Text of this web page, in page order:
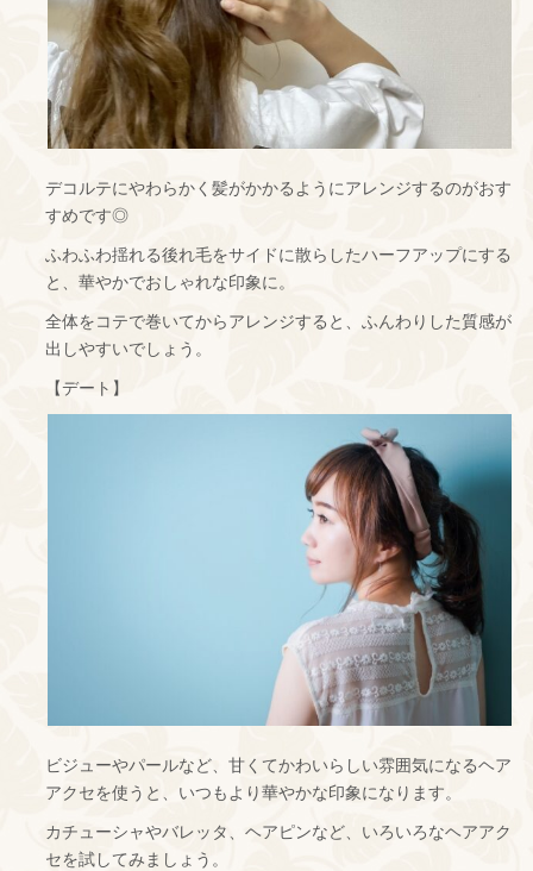
デコルテにやわらかく髪がかかるようにアレンジするのがおす
すめです◎
ふわふわ揺れる後れ毛をサイドに散らしたハーフアップにする
と、華やかでおしゃれな印象に。
全体をコテで巻いてからアレンジすると、ふんわりした質感が
出しやすいでしょう。
【デート】
ビジューやパールなど、甘くてかわいらしい雰囲気になるヘア
アクセを使うと、いつもより華やかな印象になります。
カチューシャやバレッタ、ヘアピンなど、いろいろなヘアアク
セを試してみましょう。